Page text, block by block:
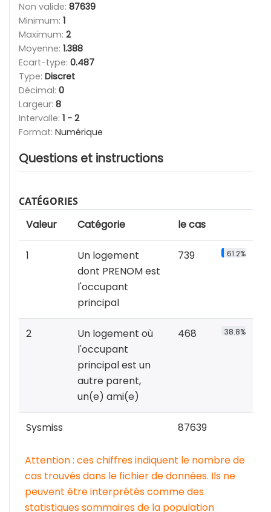
Non valide: 87639
Minimum: 1
Maximum: 2
Moyenne: 1.388
Ecart-type: 0.487
Type: Discret
Décimal: 0
Largeur: 8
Intervalle: 1 - 2
Format: Numérique
Questions et instructions
CATÉGORIES
Valeur Catégorie le cas
1
Un logement
dont PRENOM est
l'occupant
principal
739 61.2%
2
Un logement où
l'occupant
principal est un
autre parent,
un(e) ami(e)
468 38.8%
Sysmiss 87639
Attention : ces chiffres indiquent le nombre de
cas trouvés dans le fichier de données. Ils ne
peuvent être interprétés comme des
statistiques sommaires de la population